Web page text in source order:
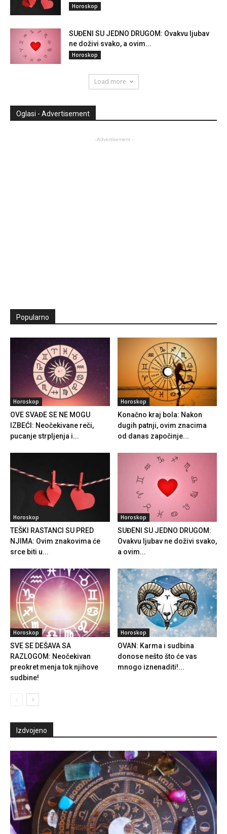
Horoskop
SUĐENI SU JEDNO DRUGOM: Ovakvu ljubav
ne doživi svako, a ovim...
Horoskop
Load more
Oglasi - Advertisement
- Advertisement -
Popularno
Horoskop
OVE SVAĐE SE NE MOGU
IZBEĆI: Neočekivane reči,
pucanje strpljenja i...
Horoskop
Konačno kraj bola: Nakon
dugih patnji, ovim znacima
od danas započinje...
Horoskop
TEŠKI RASTANCI SU PRED
NJIMA: Ovim znakovima će
srce biti u...
Horoskop
SUĐENI SU JEDNO DRUGOM:
Ovakvu ljubav ne doživi svako,
a ovim...
Horoskop
SVE SE DEŠAVA SA
RAZLOGOM: Neočekivan
preokret menja tok njihove
sudbine!
Horoskop
OVAN: Karma i sudbina
donose nešto što će vas
mnogo iznenaditi!...
Izdvojeno